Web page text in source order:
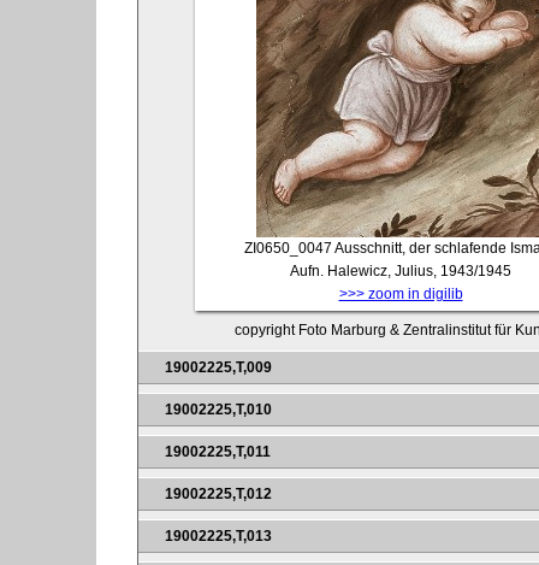
ZI0650_0047 Ausschnitt, der schlafende
Aufn. Halewicz, Julius, 1943/1945
>>> zoom in digilib
copyright Foto Marburg & Zentralinstitut für
19002225,T,009
19002225,T,010
19002225,T,011
19002225,T,012
19002225,T,013